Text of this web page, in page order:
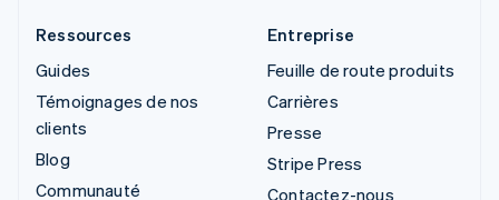
Ressources
Guides
Témoignages de nos
clients
Blog
Communauté
Entreprise
Feuille de route produits
Carrières
Presse
Stripe Press
Contactez-nous